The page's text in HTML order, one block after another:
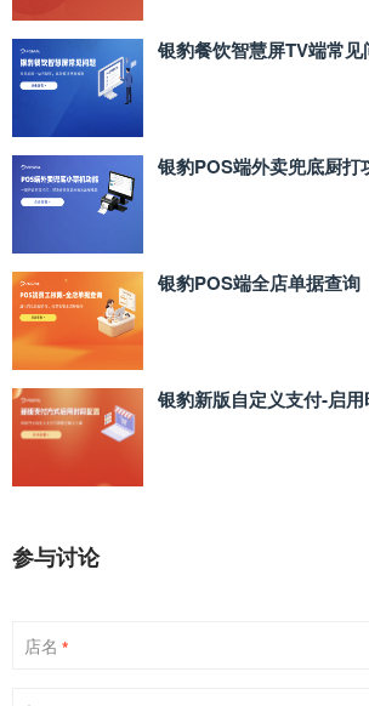
银豹餐饮智慧屏TV端常见
银豹POS端外卖兜底厨打
银豹POS端全店单据查询
银豹新版自定义支付‑启
参与讨论
店名 *